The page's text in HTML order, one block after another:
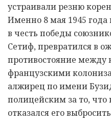
устраивали резню
Именно 8 мая 1945
в честь победы
Сетиф, превратился в
противостояние между
французскими
алжирец по имени
полицейским за то,
отказался его